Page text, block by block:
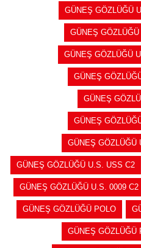
GÜNEŞ GÖZLÜĞÜ
GÜNEŞ
GÜNEŞ GÖZLÜĞÜ
GÜNEŞ
GÜNEŞ
GÜNEŞ
GÜNEŞ GÖZLÜĞÜ
GÜNEŞ GÖZLÜĞÜ U.S. USS C2
GÜNEŞ GÖZLÜĞÜ U.S. 0009 C2
GÜNEŞ GÖZLÜĞÜ POLO
GÜNEŞ GÖZLÜĞÜ